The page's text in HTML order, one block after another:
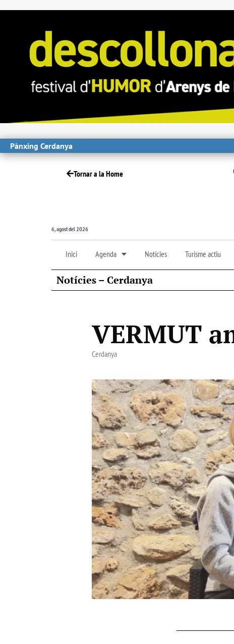
Pànxing Cerdanya
Tornar a la Home
6, agost del 2026
Inici Agenda Notícies Turisme actiu
Notícies – Cerdanya
VERMUT
Cerdanya